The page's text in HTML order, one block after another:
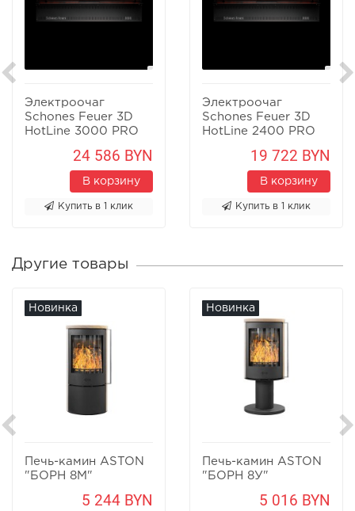
Электроочаг
Schones Feuer 3D
HotLine 3000 PRO
24 586 BYN
В корзину
Купить в 1 клик
Электроочаг
Schones Feuer 3D
HotLine 2400 PRO
19 722 BYN
В корзину
Купить в 1 клик
Другие товары
Новинка
Печь-камин ASTON
"БОРН 8М"
5 244 BYN
Новинка
Печь-камин ASTON
"БОРН 8У"
5 016 BYN